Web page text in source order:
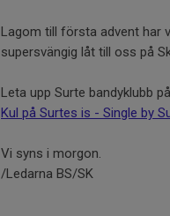
Lagom till första advent har
supersvängig låt till oss på
Leta upp Surte bandyklubb
Kul på Surtes is - Single by
Vi syns i morgon.
/Ledarna BS/SK